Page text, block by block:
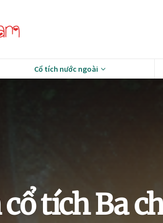
Cổ tích nước ngoài
tích Ba